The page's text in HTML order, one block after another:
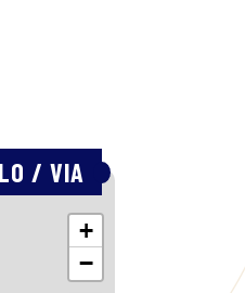
/ VIA
+
−